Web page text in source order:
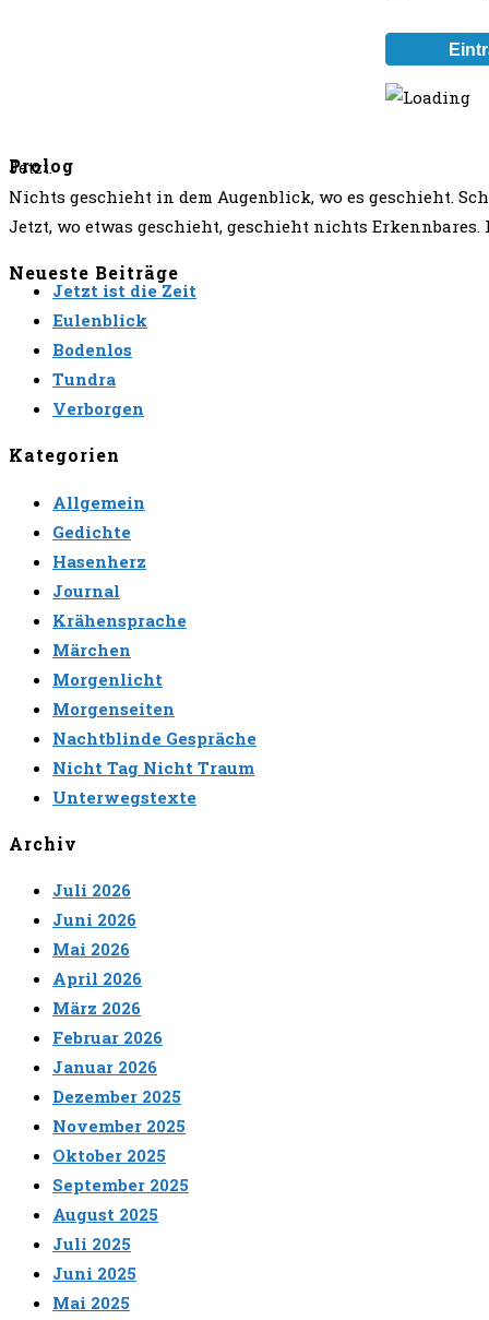
Prolog
Jetzt.
Nichts geschieht in dem Augenblick, wo es geschieht.
Jetzt, wo etwas geschieht, geschieht nichts
Neueste Beiträge
Jetzt ist die Zeit
Eulenblick
Bodenlos
Tundra
Verborgen
Kategorien
Allgemein
Gedichte
Hasenherz
Journal
Krähensprache
Märchen
Morgenlicht
Morgenseiten
Nachtblinde Gespräche
Nicht Tag Nicht Traum
Unterwegstexte
Archiv
Juli 2026
Juni 2026
Mai 2026
April 2026
März 2026
Februar 2026
Januar 2026
Dezember 2025
November 2025
Oktober 2025
September 2025
August 2025
Juli 2025
Juni 2025
Mai 2025